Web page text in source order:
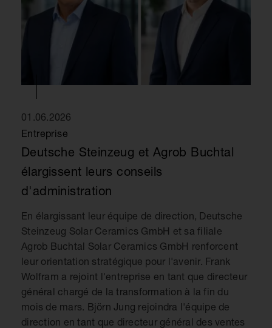
01.06.2026
Entreprise
Deutsche Steinzeug et Agrob Buchtal
élargissent leurs conseils
d'administration
En élargissant leur équipe de direction, Deutsche
Steinzeug Solar Ceramics GmbH et sa filiale
Agrob Buchtal Solar Ceramics GmbH renforcent
leur orientation stratégique pour l'avenir. Frank
Wolfram a rejoint l'entreprise en tant que directeur
général chargé de la transformation à la fin du
mois de mars. Björn Jung rejoindra l'équipe de
direction en tant que directeur général des ventes